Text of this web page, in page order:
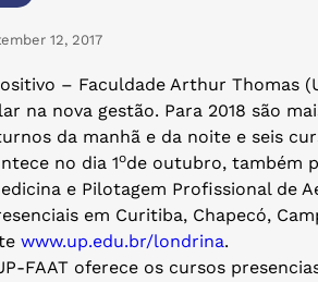
12, 2017
– Faculdade Arthur Thomas
na nova gestão. Para 2018 são
da manhã e da noite e seis
no dia 1ode outubro, também
e Pilotagem Profissional de
em Curitiba, Chapecó,
www.up.edu.br/londrina.
FAAT oferece os cursos